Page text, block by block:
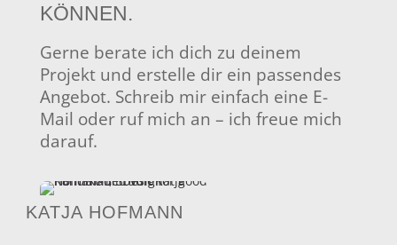
KÖNNEN.
Gerne berate ich dich zu deinem
Projekt und erstelle dir ein passendes
Angebot. Schreib mir einfach eine E-
Mail oder ruf mich an – ich freue mich
darauf.
KATJA HOFMANN